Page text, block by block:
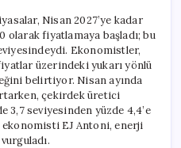
Nisan 2027’ye kadar
olarak fiyatlamaya başladı; bu
Ekonomistler,
üzerindeki yukarı yönlü
belirtiyor. Nisan ayında
çekirdek üretici
3,7 seviyesinden yüzde 4,4’e
EJ Antoni, enerji